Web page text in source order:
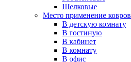
Шелковые
Место применение ковров
В детскую комнату
В гостиную
В кабинет
В комнату
В офис